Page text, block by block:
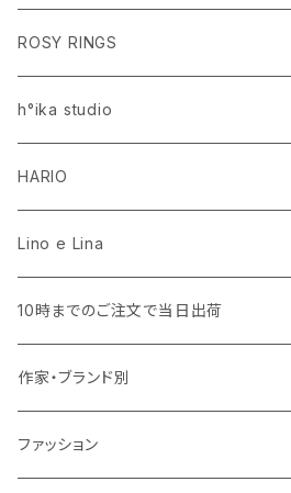
ラグ・マット
Disney HOME SERIES EDITION.8
ラグ・マット
CLASSIC POOH（クラシック プー）
ROSY RINGS
h°ika studio
HARIO
Lino e Lina
10時までのご注文で当日出荷
キッチン用品・食器
ミトン・鍋つかみ
アクセサリー
作家・ブランド別
SUMINOE（スミノエ）
ファッション